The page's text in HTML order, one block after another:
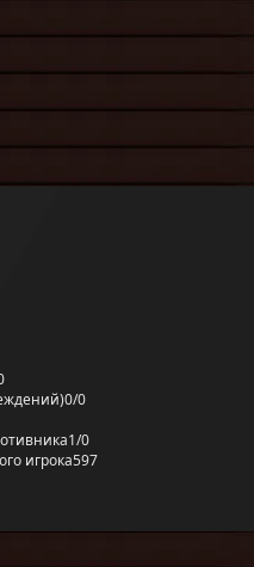
0/0
1/0
игрока597